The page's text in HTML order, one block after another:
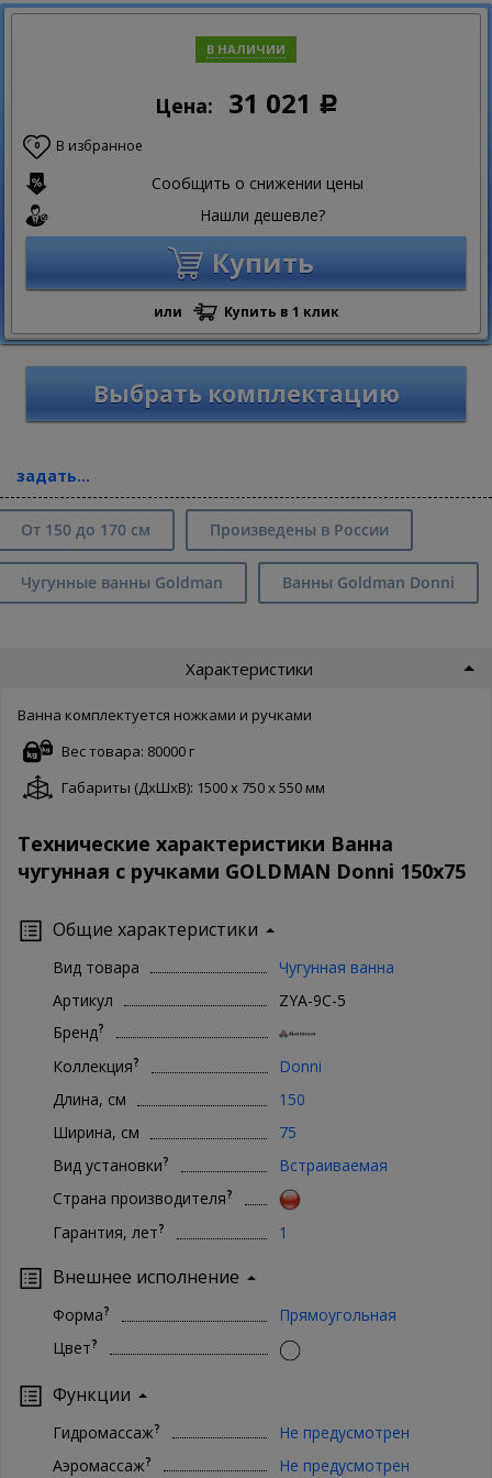
В НАЛИЧИИ
Цена: 31 021 Р
0 В избранное
Сообщить о снижении цены
Нашли дешевле?
Купить
или Купить в 1 клик
Выбрать комплектацию
задать...
От 150 до 170 см Произведены в России
Чугунные ванны Goldman Ванны Goldman Donni
Характеристики
Ванна комплектуется ножками и ручками
Вес товара: 80000 г
Габариты (ДxШxВ): 1500 x 750 x 550 мм
Технические характеристики Ванна
чугунная с ручками GOLDMAN Donni 150х75
Общие характеристики
Вид товара
Чугунная ванна
Артикул
ZYA-9C-5
Бренд?
Коллекция?
Donni
Длина, см
150
Ширина, см
75
Вид установки?
Встраиваемая
Страна производителя?
Гарантия, лет? 1
Внешнее исполнение
Форма?
Прямоугольная
Цвет?
Функции
Гидромассаж?
Не предусмотрен
Аэромассаж? Не предусмотрен